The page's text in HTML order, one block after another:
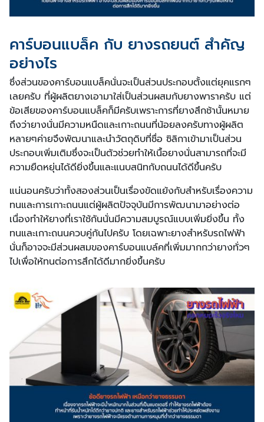
คาร์บอนแบล็ค กับ ยางรถยนต์ สำคัญ
อย่างไร
ซึ่งส่วนของคาร์บอนแบล็คนั่นจะเป็นส่วนประกอบตั้งแต่ยุคแรกๆ
เลยครับ ที่ผู้ผลิตยางเอามาใส่เป็นส่วนผสมกับยางพาราครับ แต่
ข้อเสียของคาร์บอนแบล็คก็มีครับเพราะการที่ยางสึกช้านั้นหมาย
ถึงว่ายางนั่นมีความหนืดและเกาะถนนที่น้อยลงครับทางผู้ผลิต
หลายๆค่ายจึงพัฒนาและนำวัตถุดิบที่ชื่อ ซิลิกาเข้ามาเป็นส่วน
ประกอบเพิ่มเติมซึ่งจะเป็นตัวช่วยทำให้เนื้อยางนั่นสามารถที่จะมี
ความยืดหยุ่นได้ดียิ่งขึ้นและแนบสนิทกับถนนได้ดีขึ้นครับ
แน่นอนครับว่าทั้งสองส่วนเป็นเรื่องขัดแย้งกับสำหรับเรื่องความ
ทนและการเกาะถนนแต่ผู้ผลิตปัจจุบันมีการพัฒนามาอย่างต่อ
เนื่องทำให้ยางที่เราใช้กันนั่นมีความสมบูรณ์แบบเพิ่มยิ่งขึ้น ทั้ง
ทนและเกาะถนนควบคู่กันไปครับ โดยเฉพาะยางสำหรับรถไฟฟ้า
นั่นก็อาจจะมีส่วนผสมของคาร์บอนแบล์คที่เพิ่มมากกว่ายางทั่วๆ
ไปเพื่อให้ทนต่อการสึกได้ดีมากยิ่งขึ้นครับ